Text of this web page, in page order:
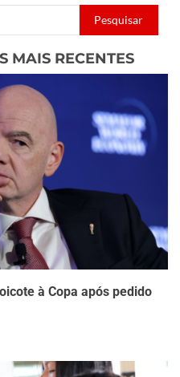
MAIS RECENTES
à Copa após pedido